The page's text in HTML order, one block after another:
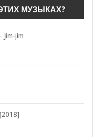
МУЗЫКАХ?
Jim-jim